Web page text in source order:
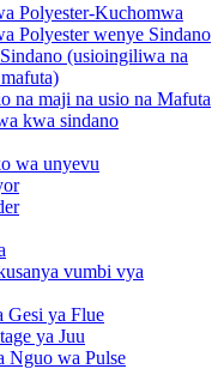
Polyester-Kuchomwa
Polyester wenye Sindano
(usioingiliwa na
na maji na usio na Mafuta
kwa sindano
wa unyevu
vumbi vya
Gesi ya Flue
ya Juu
Nguo wa Pulse